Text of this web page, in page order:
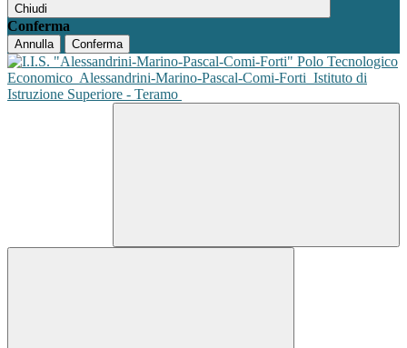
Chiudi
Conferma
Annulla Conferma
Polo Tecnologico
Economico Alessandrini-Marino-Pascal-Comi-Forti Istituto di
Istruzione Superiore - Teramo